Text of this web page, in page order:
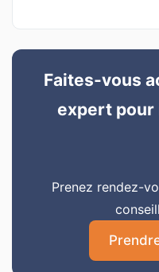
Faites-vous
expert pour
Prenez rendez-